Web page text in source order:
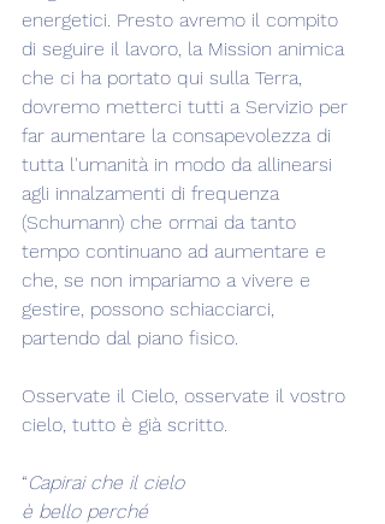
energetici. Presto avremo il compito
di seguire il lavoro, la Mission animica
che ci ha portato qui sulla Terra,
dovremo metterci tutti a Servizio per
far aumentare la consapevolezza di
tutta l'umanità in modo da allinearsi
agli innalzamenti di frequenza
(Schumann) che ormai da tanto
tempo continuano ad aumentare e
che, se non impariamo a vivere e
gestire, possono schiacciarci,
partendo dal piano fisico.
Osservate il Cielo, osservate il vostro
cielo, tutto è già scritto.
“Capirai che il cielo
è bello perché